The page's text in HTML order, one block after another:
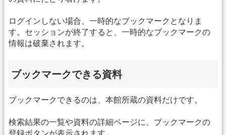
ログインしない場合、一時的なブックマークとなりま
す。セッションが終了すると、一時的なブックマークの
情報は破棄されます。
ブックマークできる資料
ブックマークできるのは、本館所蔵の資料だけです。
検索結果の一覧や資料の詳細ページに、ブックマークの